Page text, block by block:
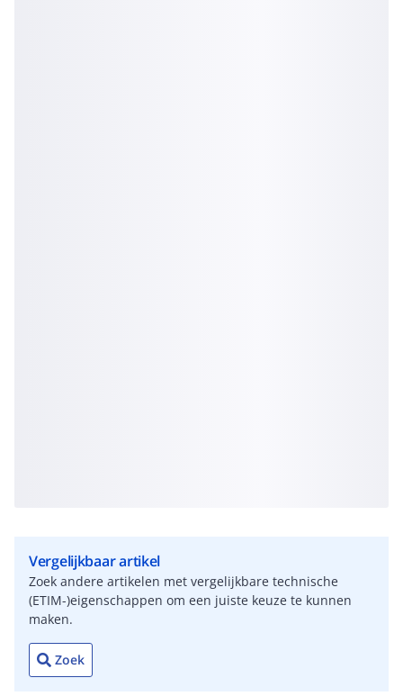
Vergelijkbaar artikel
Zoek andere artikelen met vergelijkbare technische
(ETIM-)eigenschappen om een juiste keuze te kunnen
maken.
Zoek